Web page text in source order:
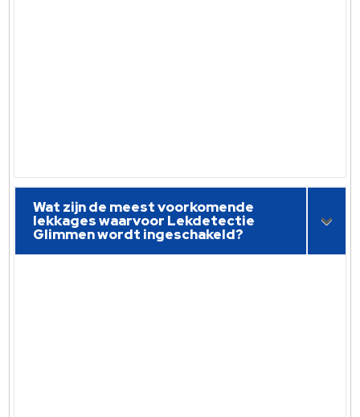
Wat zijn de meest voorkomende
lekkages waarvoor Lekdetectie
Glimmen wordt ingeschakeld?